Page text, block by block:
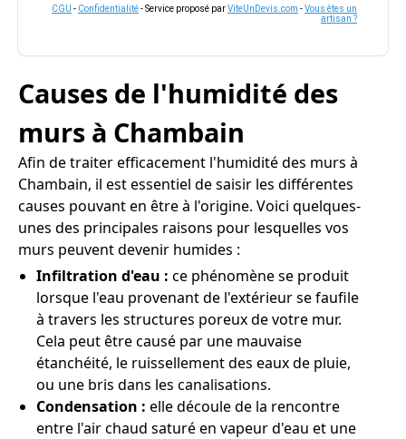
CGU - Confidentialité- Service proposé parViteUnDevis.com -Vous êtes un
artisan ?
Causes de l'humidité des
murs à Chambain
Afin de traiter efficacement l'humidité des murs à
Chambain, il est essentiel de saisir les différentes
causes pouvant en être à l'origine. Voici quelques-
unes des principales raisons pour lesquelles vos
murs peuvent devenir humides :
Infiltration d'eau : ce phénomène se produit
lorsque l'eau provenant de l'extérieur se faufile
à travers les structures poreux de votre mur.
Cela peut être causé par une mauvaise
étanchéité, le ruissellement des eaux de pluie,
ou une bris dans les canalisations.
Condensation : elle découle de la rencontre
entre l'air chaud saturé en vapeur d'eau et une